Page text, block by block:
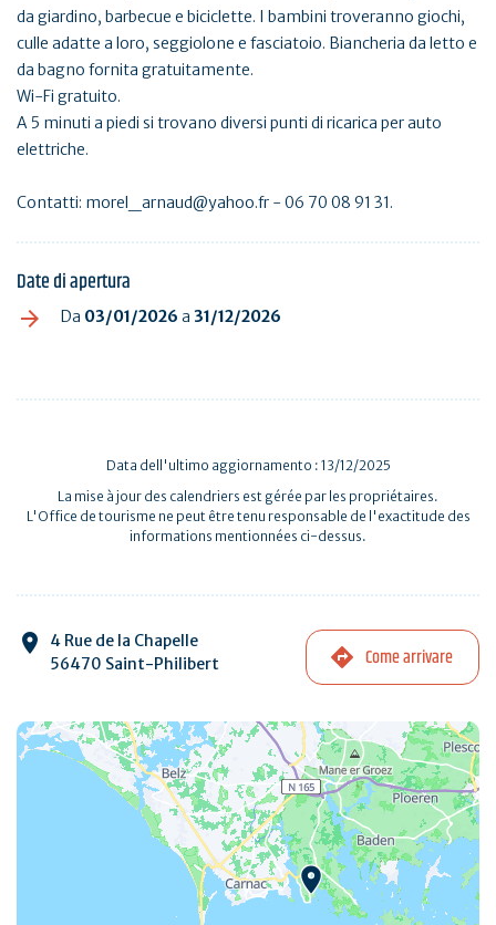
da giardino, barbecue e biciclette. I bambini troveranno giochi,
culle adatte a loro, seggiolone e fasciatoio. Biancheria da letto e
da bagno fornita gratuitamente.
Wi-Fi gratuito.
A 5 minuti a piedi si trovano diversi punti di ricarica per auto
elettriche.
Contatti: morel_arnaud@yahoo.fr - 06 70 08 91 31.
Date di apertura
Da 03/01/2026 a 31/12/2026
Data dell'ultimo aggiornamento : 13/12/2025
La mise à jour des calendriers est gérée par les propriétaires.
L'Office de tourisme ne peut être tenu responsable de l'exactitude des
informations mentionnées ci-dessus.
4 Rue de la Chapelle
56470 Saint-Philibert
Come arrivare